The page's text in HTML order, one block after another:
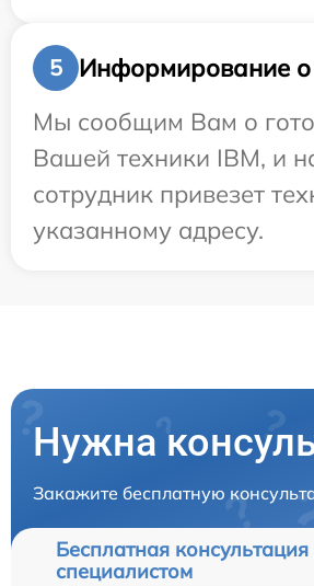
5
Информирование о
Мы сообщим Вам о
Вашей техники IBM, и
сотрудник привезет
указанному адресу.
Нужна
Закажите бесплатную
Бесплатная консультация
специалистом